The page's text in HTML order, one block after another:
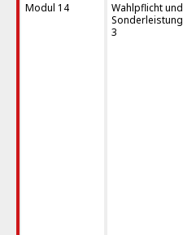
Modul 14
Wahlpflicht und
Sonderleistung
3